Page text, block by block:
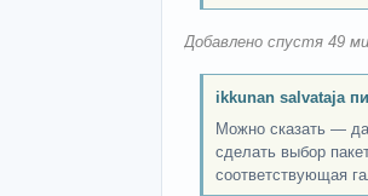
Добавлено спустя 49
ikkunan salvataja
Можно сказать —
сделать выбор
соответствующая